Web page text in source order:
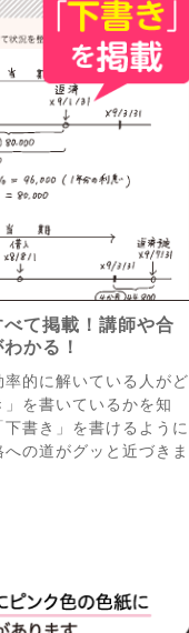
べて掲載！講師や合
かる！
率的に解いている人がど
を書いているかを知
下書き」を書けるように
の道がグッと近づきま